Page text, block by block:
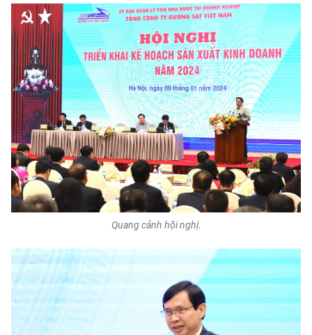
Chuyên trang TP. Hồ Chí Minh
CHUYÊN ĐỀ
CÁC CHUYÊN TRANG
VỀ BÁO NHÂN DÂN
THỜI NAY
NHÂN DÂN CUỐI TUẦN
NHÂN DÂN HẰNG THÁNG
MUA BÁO
ĐỌC BÁO IN
Quang cảnh hội nghị.